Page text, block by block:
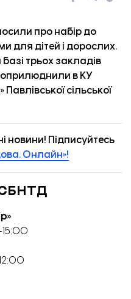
про набір до
для дітей і дорослих.
трьох закладів
оприлюднили в КУ
сільської
новини! Підписуйтесь
Онлайн»!
СБНТД